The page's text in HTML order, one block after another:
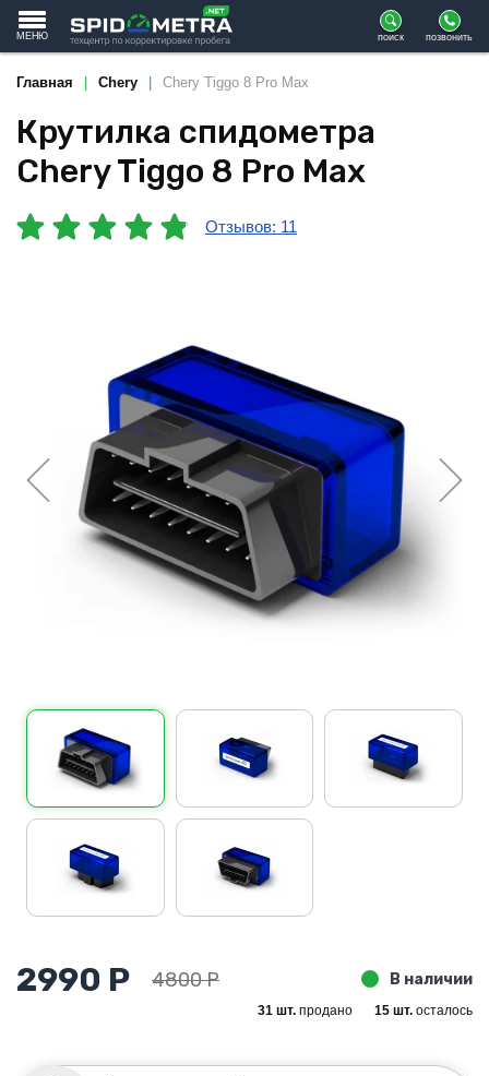
МЕНЮ поиск позвонить
Главная Chery Chery Tiggo 8 Pro Max
Крутилка спидометра
Chery Tiggo 8 Pro Max
Отзывов: 11
2990 Р 4800 Р В наличии
31 шт. продано 15 шт. осталось